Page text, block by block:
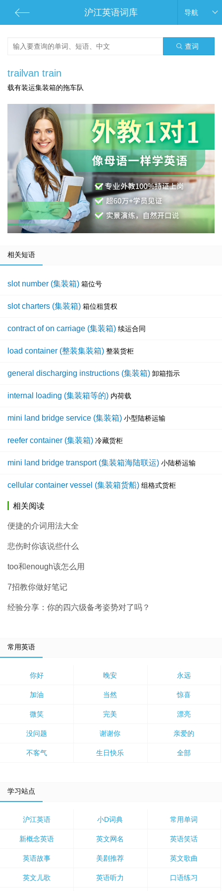
沪江英语词库 导航
查词
trailvan train
载有装运集装箱的拖车队
相关短语
slot number (集装箱) 箱位号
slot charters (集装箱) 箱位租赁权
contract of on carriage (集装箱) 续运合同
load container (整装集装箱) 整装货柜
general discharging instructions (集装箱) 卸箱指示
internal loading (集装箱等的) 内荷载
mini land bridge service (集装箱) 小型陆桥运输
reefer container (集装箱) 冷藏货柜
mini land bridge transport (集装箱海陆联运) 小陆桥运输
cellular container vessel (集装箱货船) 组格式货柜
相关阅读
便捷的介词用法大全
悲伤时你该说些什么
too和enough该怎么用
7招教你做好笔记
经验分享：你的四六级备考姿势对了吗？
常用英语
你好 晚安 永远
加油 当然 惊喜
微笑 完美 漂亮
没问题 谢谢你 亲爱的
不客气 生日快乐 全部
学习站点
沪江英语 小D词典 常用单词
新概念英语 英文网名 英语笑话
英语故事 美剧推荐 英文歌曲
英文儿歌 英语听力 口语练习